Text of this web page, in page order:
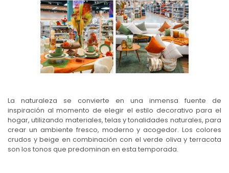
La naturaleza se convierte en una inmensa fuente de
inspiración al momento de elegir el estilo decorativo para el
hogar, utilizando materiales, telas y tonalidades naturales, para
crear un ambiente fresco, moderno y acogedor. Los colores
crudos y beige en combinación con el verde oliva y terracota
son los tonos que predominan en esta temporada.